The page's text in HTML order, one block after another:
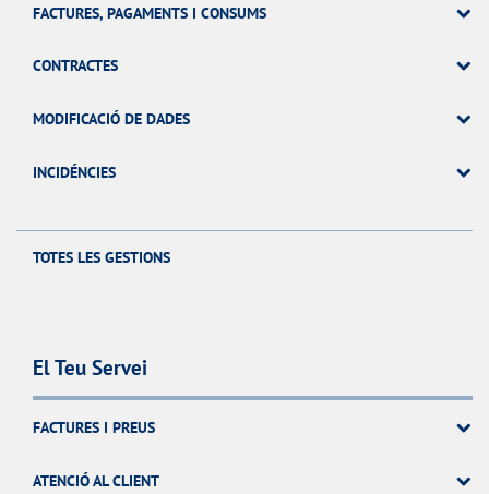
FACTURES, PAGAMENTS I CONSUMS
CONTRACTES
MODIFICACIÓ DE DADES
INCIDÉNCIES
TOTES LES GESTIONS
El Teu Servei
FACTURES I PREUS
ATENCIÓ AL CLIENT